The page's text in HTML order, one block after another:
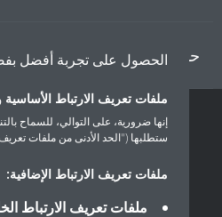
دايكن
حقوق النشر © دايكن
أخلاقيات الشركة
الحصول على تجربة أفضل بفضل
ملفات تعريف الارتباط الأساسية
إنها ضرورية، على التوالي، للسماح بالتنقل
ستطلبها ("الحد الأدنى من ملفات تعريف
ملفات تعريف الارتباط الإضافية:
ملفات تعريف الارتباط الخاصة